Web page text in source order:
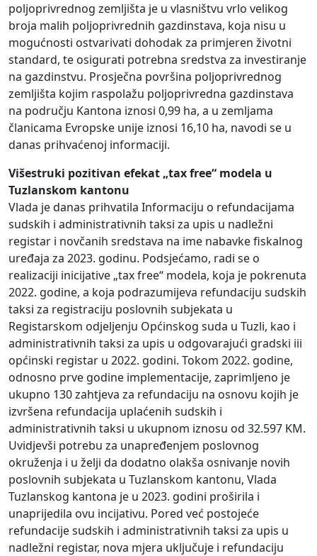
poljoprivrednog zemljišta je u vlasništvu vrlo velikog
broja malih poljoprivrednih gazdinstava, koja nisu u
mogućnosti ostvarivati dohodak za primjeren životni
standard, te osigurati potrebna sredstva za investiranje
na gazdinstvu. Prosječna površina poljoprivrednog
zemljišta kojim raspolažu poljoprivredna gazdinstava
na području Kantona iznosi 0,99 ha, a u zemljama
članicama Evropske unije iznosi 16,10 ha, navodi se u
danas prihvaćenoj informaciji.
Višestruki pozitivan efekat „tax free“ modela u
Tuzlanskom kantonu
Vlada je danas prihvatila Informaciju o refundacijama
sudskih i administrativnih taksi za upis u nadležni
registar i novčanih sredstava na ime nabavke fiskalnog
uređaja za 2023. godinu. Podsjećamo, radi se o
realizaciji inicijative „tax free“ modela, koja je pokrenuta
2022. godine, a koja podrazumijeva refundaciju sudskih
taksi za registraciju poslovnih subjekata u
Registarskom odjeljenju Općinskog suda u Tuzli, kao i
administrativnih taksi za upis u odgovarajući gradski iii
općinski registar u 2022. godini. Tokom 2022. godine,
odnosno prve godine implementacije, zaprimljeno je
ukupno 130 zahtjeva za refundaciju na osnovu kojih je
izvršena refundacija uplaćenih sudskih i
administrativnih taksi u ukupnom iznosu od 32.597 KM.
Uvidjevši potrebu za unapređenjem poslovnog
okruženja i u želji da dodatno olakša osnivanje novih
poslovnih subjekata u Tuzlanskom kantonu, Vlada
Tuzlanskog kantona je u 2023. godini proširila i
unaprijedila ovu incijativu. Pored već postojeće
refundacije sudskih i administrativnih taksi za upis u
nadležni registar, nova mjera uključuje i refundaciju